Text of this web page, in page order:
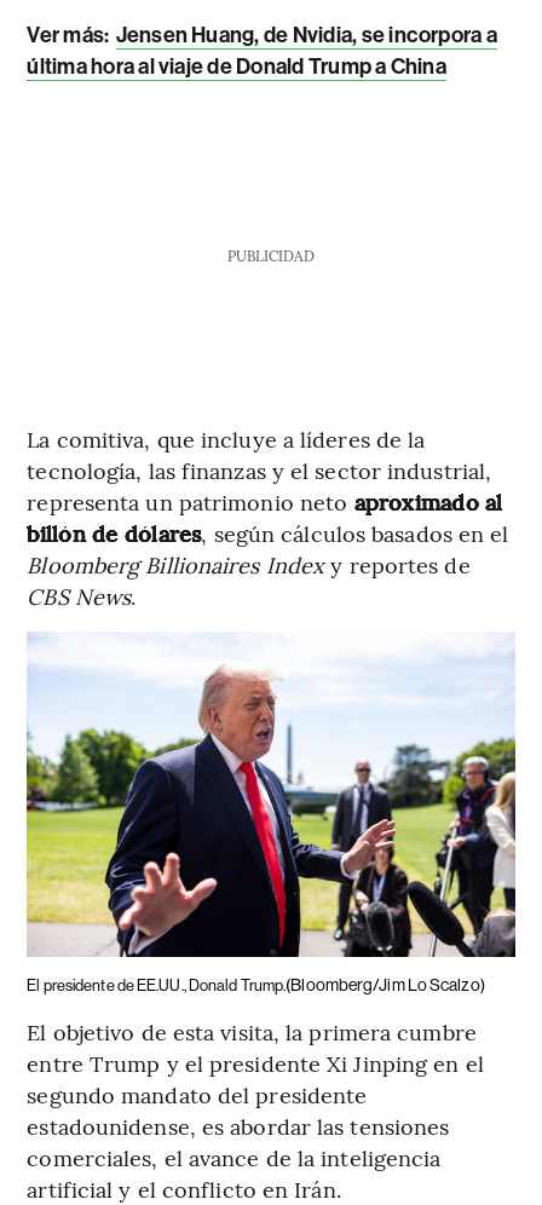
Ver más: Jensen Huang, de Nvidia, se incorpora a
última hora al viaje de Donald Trump a China
PUBLICIDAD
La comitiva, que incluye a líderes de la
tecnología, las finanzas y el sector industrial,
representa un patrimonio neto aproximado al
billón de dólares, según cálculos basados en el
Bloomberg Billionaires Indexy reportes de
CBS News.
El presidente de EE.UU., Donald Trump.(Bloomberg/Jim Lo Scalzo)
El objetivo de esta visita, la primera cumbre
entre Trump y el presidente Xi Jinping en el
segundo mandato del presidente
estadounidense, es abordar las tensiones
comerciales, el avance de la inteligencia
artificial y el conflicto en Irán.